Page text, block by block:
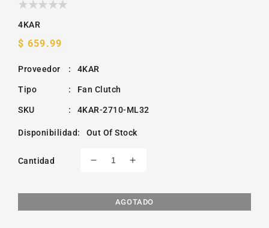
4KAR
Precio
$ 659.99
Proveedor : 4KAR
Tipo : Fan Clutch
SKU : 4KAR-2710-ML32
Disponibilidad: Out Of Stock
Cantidad
Reducir
para
Aumentar
para
Fan
AGOTADO